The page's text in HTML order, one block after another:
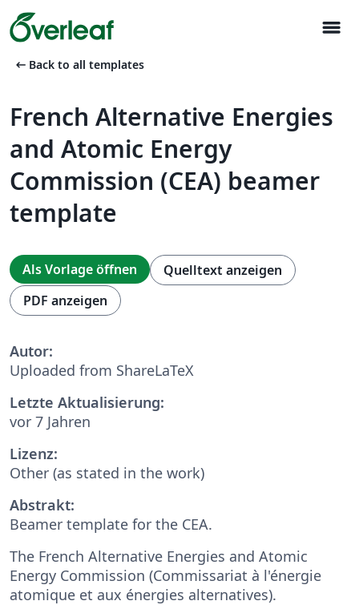
menu
arrow_left_alt Back to all templates
French Alternative Energies
and Atomic Energy
Commission (CEA) beamer
template
Als Vorlage öffnen
Quelltext anzeigen
PDF anzeigen
Autor:
Uploaded from ShareLaTeX
Letzte Aktualisierung:
vor 7 Jahren
Lizenz:
Other (as stated in the work)
Abstrakt:
Beamer template for the CEA.
The French Alternative Energies and Atomic
Energy Commission (Commissariat à l'énergie
atomique et aux énergies alternatives).